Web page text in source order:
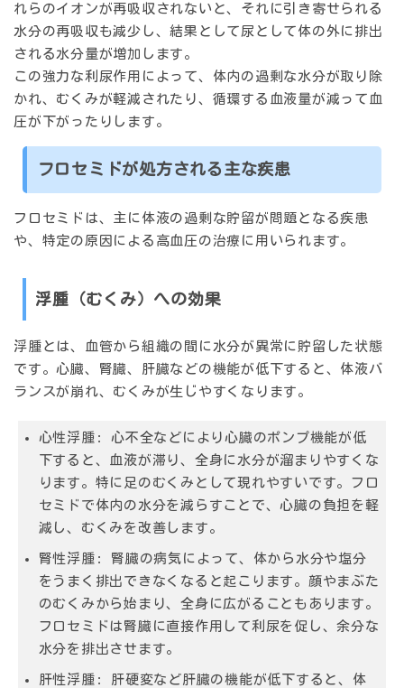
れらのイオンが再吸収されないと、それに引き寄せられる
水分の再吸収も減少し、結果として尿として体の外に排出
される水分量が増加します。
この強力な利尿作用によって、体内の過剰な水分が取り除
かれ、むくみが軽減されたり、循環する血液量が減って血
圧が下がったりします。
フロセミドが処方される主な疾患
フロセミドは、主に体液の過剰な貯留が問題となる疾患
や、特定の原因による高血圧の治療に用いられます。
浮腫（むくみ）への効果
浮腫とは、血管から組織の間に水分が異常に貯留した状態
です。心臓、腎臓、肝臓などの機能が低下すると、体液バ
ランスが崩れ、むくみが生じやすくなります。
心性浮腫:
心不全などにより心臓のポンプ機能が低
下すると、血液が滞り、全身に水分が溜まりやすくな
ります。特に足のむくみとして現れやすいです。フロ
セミドで体内の水分を減らすことで、心臓の負担を軽
減し、むくみを改善します。
腎性浮腫:
腎臓の病気によって、体から水分や塩分
をうまく排出できなくなると起こります。顔やまぶた
のむくみから始まり、全身に広がることもあります。
フロセミドは腎臓に直接作用して利尿を促し、余分な
水分を排出させます。
肝性浮腫:
肝硬変など肝臓の機能が低下すると、体